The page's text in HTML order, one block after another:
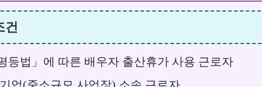
건
등법」에 따른 배우자 출산휴가 사용 근로자
업(중소규모 사업장) 소속 근로자